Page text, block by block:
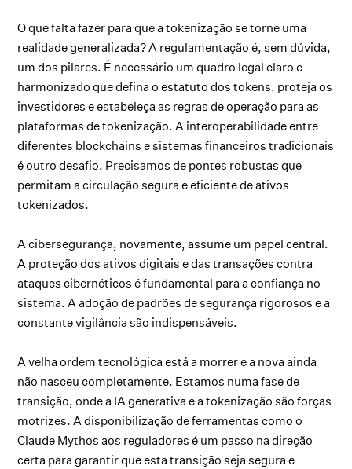
O que falta fazer para que a tokenização se torne uma
realidade generalizada? A regulamentação é, sem dúvida,
um dos pilares. É necessário um quadro legal claro e
harmonizado que defina o estatuto dos tokens, proteja os
investidores e estabeleça as regras de operação para as
plataformas de tokenização. A interoperabilidade entre
diferentes blockchains e sistemas financeiros tradicionais
é outro desafio. Precisamos de pontes robustas que
permitam a circulação segura e eficiente de ativos
tokenizados.
A cibersegurança, novamente, assume um papel central.
A proteção dos ativos digitais e das transações contra
ataques cibernéticos é fundamental para a confiança no
sistema. A adoção de padrões de segurança rigorosos e a
constante vigilância são indispensáveis.
A velha ordem tecnológica está a morrer e a nova ainda
não nasceu completamente. Estamos numa fase de
transição, onde a IA generativa e a tokenização são forças
motrizes. A disponibilização de ferramentas como o
Claude Mythos aos reguladores é um passo na direção
certa para garantir que esta transição seja segura e